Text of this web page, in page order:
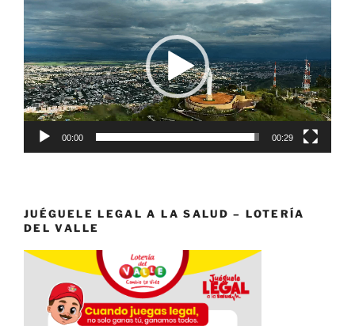
de
vídeo
00:00 00:29
JUÉGUELE LEGAL A LA SALUD – LOTERÍA
DEL VALLE